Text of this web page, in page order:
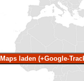
laden (+Google-